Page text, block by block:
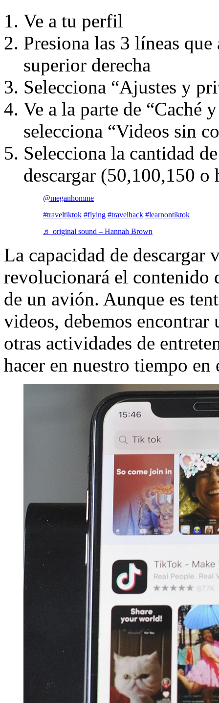
Ve a tu perfil
Presiona las 3 líneas que
superior derecha
Selecciona “Ajustes y
Ve a la parte de “Caché
selecciona “Videos sin
Selecciona la cantidad
descargar (50,100,150 o
@meganhomme
#traveltiktok #flying #travelhack #learnontiktok
♬ original sound – Hannah Brown
La capacidad de descargar
revolucionará el contenido
de un avión. Aunque es
videos, debemos
otras actividades de
hacer en nuestro tiempo en